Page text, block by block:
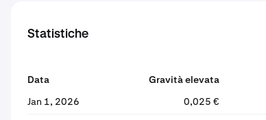
Statistiche
Data Gravità elevata
Jan 1, 2026
0,025 €